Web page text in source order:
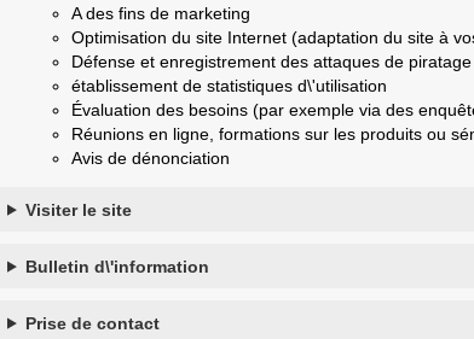
A des fins de marketing
Optimisation du site Internet (adaptation du site à
Défense et enregistrement des attaques de piratage
établissement de statistiques d\'utilisation
Évaluation des besoins (par exemple via des
Réunions en ligne, formations sur les produits ou
Avis de dénonciation
Visiter le site
Bulletin d\'information
Prise de contact